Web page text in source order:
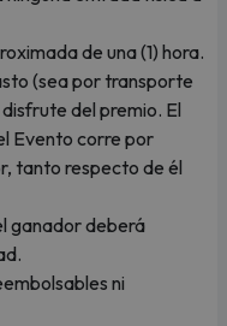
de una (1) hora.
(sea por transporte
del premio. El
Evento corre por
tanto respecto de él
ganador deberá
ni